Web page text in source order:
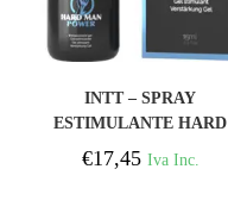
INTT – SPRAY
ESTIMULANTE HARD
MAN POWER
€17,45 Iva Inc.